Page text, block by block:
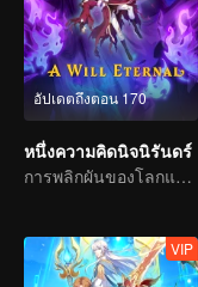
อัปเดตถึงตอน 170
หนึ่งความคิดนิจนิรันดร์
การพลิกผันของโลกแห่งการบำเพ็ญเซียนกลับมาแล้ว !
VIP